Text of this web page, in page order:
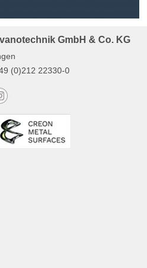
GmbH & Co. KG
(0)212 22330-0